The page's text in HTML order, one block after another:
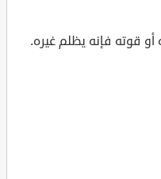
قوته فإنه يظلم غيره.